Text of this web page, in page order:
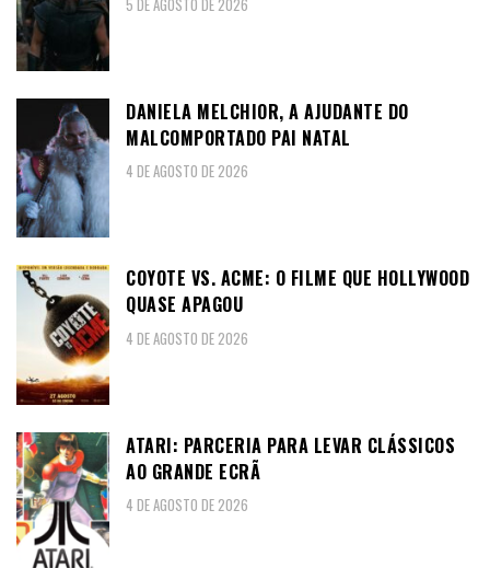
DANIELA MELCHIOR, A AJUDANTE DO
MALCOMPORTADO PAI NATAL
4 DE AGOSTO DE 2026
COYOTE VS. ACME: O FILME QUE HOLLYWOOD
QUASE APAGOU
4 DE AGOSTO DE 2026
ATARI: PARCERIA PARA LEVAR CLÁSSICOS
AO GRANDE ECRÃ
4 DE AGOSTO DE 2026